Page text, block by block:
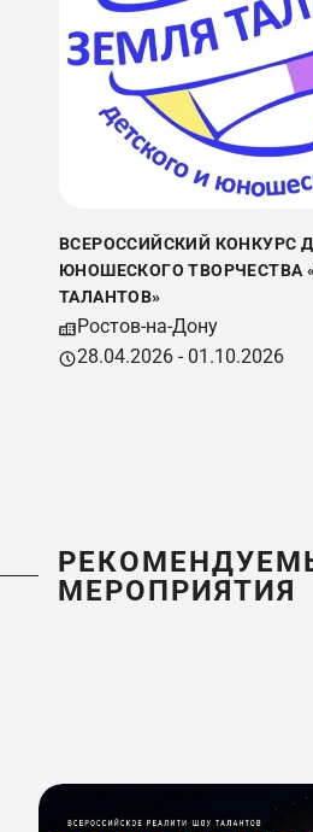
ВСЕРОССИЙСКИЙ КОНКУРС
ЮНОШЕСКОГО ТВОРЧЕСТВА
ТАЛАНТОВ»
Ростов-на-Дону
28.04.2026 - 01.10.2026
МЕРОПРИЯТИЯ